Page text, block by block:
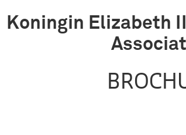
Koningin Elizabeth